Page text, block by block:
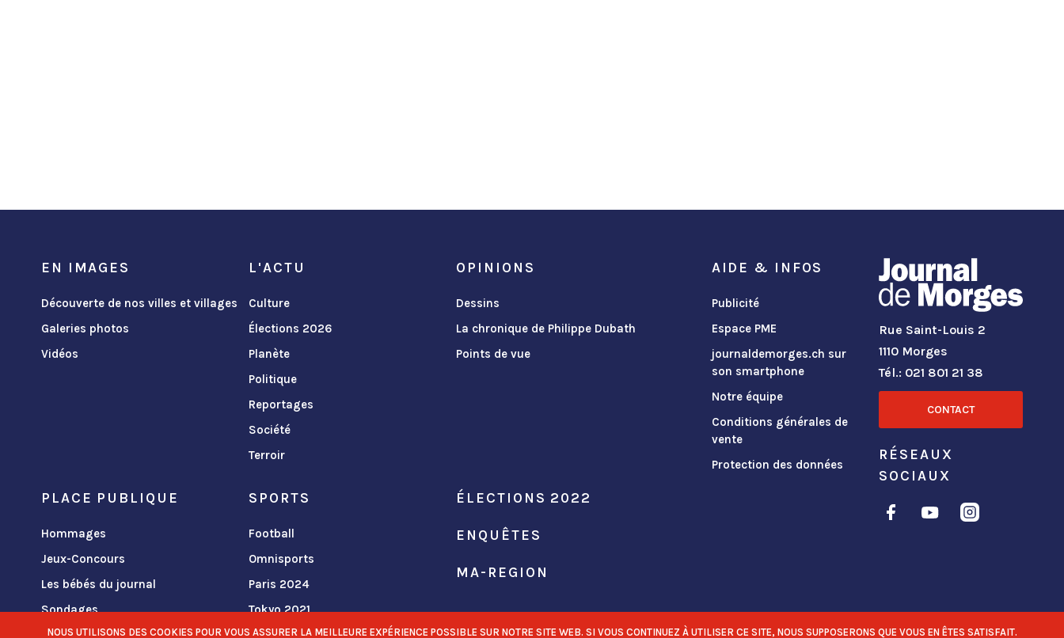
EN IMAGES
Découverte de nos villes et villages
Galeries photos
Vidéos
L'ACTU
Culture
Élections 2026
Planète
Politique
Reportages
Société
Terroir
OPINIONS
Dessins
La chronique de Philippe Dubath
Points de vue
PLACE PUBLIQUE
Hommages
Jeux-Concours
Les bébés du journal
Sondages
SPORTS
Football
Omnisports
Paris 2024
Tokyo 2021
ÉLECTIONS 2022
ENQUÊTES
MA-REGION
AIDE & INFOS
Publicité
Espace PME
journaldemorges.ch sur
son smartphone
Notre équipe
Conditions générales de
vente
Protection des données
Rue Saint-Louis 2
1110 Morges
Tél.: 021 801 21 38
CONTACT
RÉSEAUX
SOCIAUX
NOUS UTILISONS DES COOKIES POUR VOUS ASSURER LA MEILLEURE EXPÉRIENCE POSSIBLE SUR NOTRE SITE WEB. SI VOUS CONTINUEZ À UTILISER CE SITE, NOUS SUPPOSERONS QUE VOUS EN ÊTES SATISFAIT.